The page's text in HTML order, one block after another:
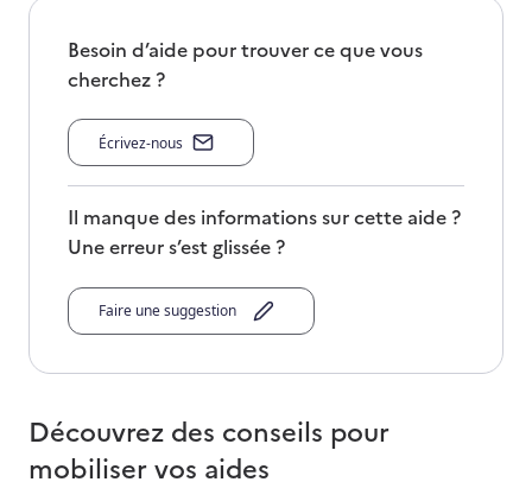
Besoin d’aide pour trouver ce que vous
cherchez ?
Écrivez-nous
Il manque des informations sur cette aide ?
Une erreur s’est glissée ?
Faire une suggestion
Découvrez des conseils pour
mobiliser vos aides